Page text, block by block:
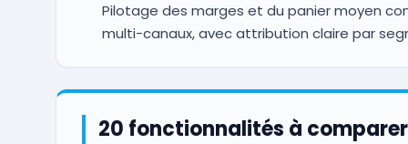
Pilotage des marges et du panier moyen
multi-canaux, avec attribution claire par
20 fonctionnalités à comparer